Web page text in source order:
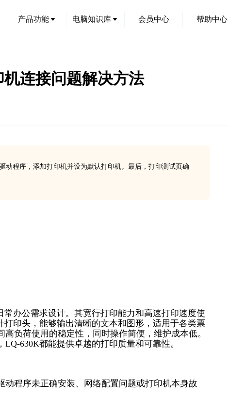
产品功能 电脑知识库 会员中心 帮助中心
连接问题解决方法
动程序，添加打印机并设为默认打印机。最后，打印测试页确
办公需求设计。其宽行打印能力和高速打印速度使
印头，能够输出清晰的文本和图形，适用于各类票
负荷使用的稳定性，同时操作简便，维护成本低。
630K都能提供卓越的打印质量和可靠性。
程序未正确安装、网络配置问题或打印机本身故